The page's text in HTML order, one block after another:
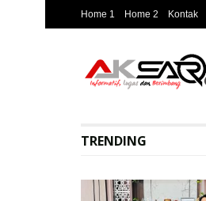
Home 1 Home 2 Kontak
TRENDING